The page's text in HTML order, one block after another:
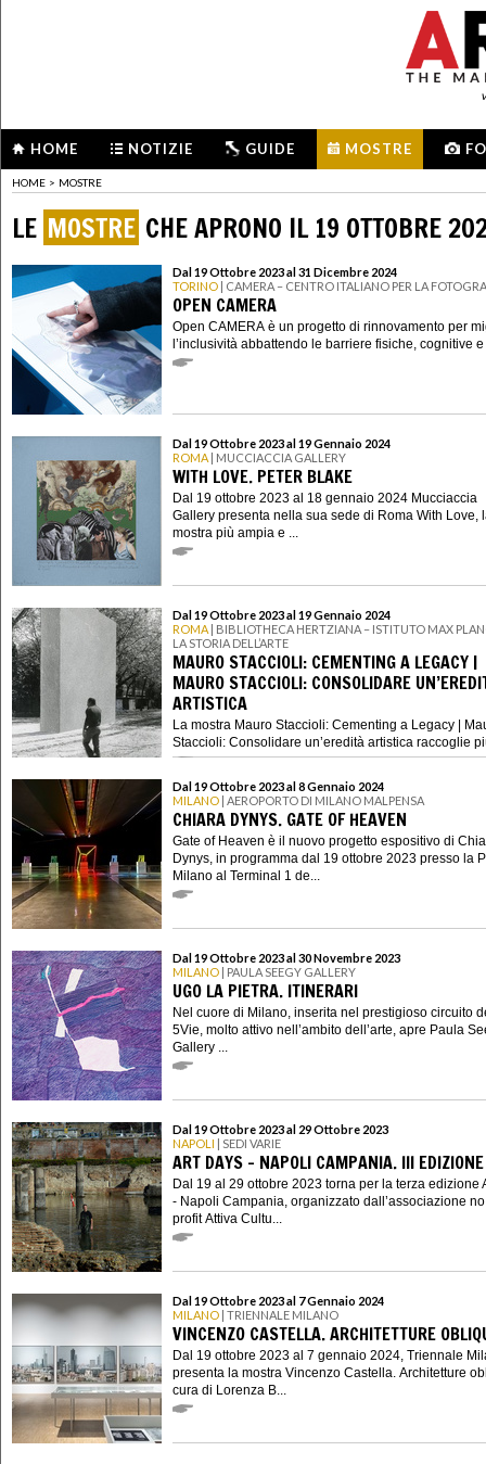
HOME NOTIZIE GUIDE MOSTRE
HOME > MOSTRE
LE MOSTRE CHE APRONO IL 19 OTTOBRE
Dal 19 Ottobre 2023 al 31 Dicembre 2024
TORINO | CAMERA – CENTRO ITALIANO PER LA
OPEN CAMERA
Open CAMERA è un progetto di rinnovamento per
l’inclusività abbattendo le barriere fisiche, cognitive
Dal 19 Ottobre 2023 al 19 Gennaio 2024
ROMA | MUCCIACCIA GALLERY
WITH LOVE. PETER BLAKE
Dal 19 ottobre 2023 al 18 gennaio 2024 Mucciaccia
Gallery presenta nella sua sede di Roma With Love,
mostra più ampia e ...
Dal 19 Ottobre 2023 al 19 Gennaio 2024
ROMA | BIBLIOTHECA HERTZIANA – ISTITUTO MAX
LA STORIA DELL’ARTE
MAURO STACCIOLI: CEMENTING A LEGACY |
MAURO STACCIOLI: CONSOLIDARE
ARTISTICA
La mostra Mauro Staccioli: Cementing a Legacy |
Staccioli: Consolidare un’eredità artistica raccoglie
Dal 19 Ottobre 2023 al 8 Gennaio 2024
MILANO | AEROPORTO DI MILANO MALPENSA
CHIARA DYNYS. GATE OF HEAVEN
Gate of Heaven è il nuovo progetto espositivo di
Dynys, in programma dal 19 ottobre 2023 presso la
Milano al Terminal 1 de...
Dal 19 Ottobre 2023 al 30 Novembre 2023
MILANO | PAULA SEEGY GALLERY
UGO LA PIETRA. ITINERARI
Nel cuore di Milano, inserita nel prestigioso circuito
5Vie, molto attivo nell’ambito dell’arte, apre Paula
Gallery ...
Dal 19 Ottobre 2023 al 29 Ottobre 2023
NAPOLI | SEDI VARIE
ART DAYS - NAPOLI CAMPANIA. III EDIZIONE
Dal 19 al 29 ottobre 2023 torna per la terza edizione
- Napoli Campania, organizzato dall’associazione no
profit Attiva Cultu...
Dal 19 Ottobre 2023 al 7 Gennaio 2024
MILANO | TRIENNALE MILANO
VINCENZO CASTELLA. ARCHITETTURE
Dal 19 ottobre 2023 al 7 gennaio 2024, Triennale
presenta la mostra Vincenzo Castella. Architetture
cura di Lorenza B...